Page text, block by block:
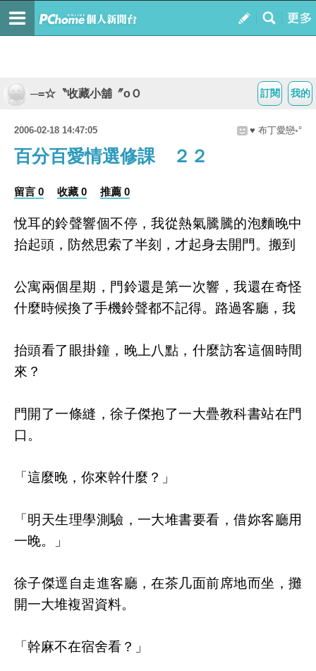
我的
訂閱
─=☆〝收藏小舖〞oＯ
2006-02-18 14:47:05 ♥ 布丁愛戀◦°
百分百愛情選修課 ２２
留言 0 收藏 0 推薦 0
悅耳的鈴聲響個不停，我從熱氣騰騰的泡麵晚中
抬起頭，防然思索了半刻，才起身去開門。搬到
公寓兩個星期，門鈴還是第一次響，我還在奇怪
什麼時候換了手機鈴聲都不記得。路過客廳，我
抬頭看了眼掛鐘，晚上八點，什麼訪客這個時間
來？
門開了一條縫，徐子傑抱了一大疊教科書站在門
口。
「這麼晚，你來幹什麼？」
「明天生理學測驗，一大堆書要看，借妳客廳用
一晚。」
徐子傑逕自走進客廳，在茶几面前席地而坐，攤
開一大堆複習資料。
「幹麻不在宿舍看？」